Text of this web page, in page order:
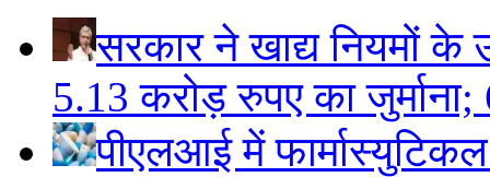
सरकार ने खाद्य नियमों
5.13 करोड़ रुपए का
पीएलआई में